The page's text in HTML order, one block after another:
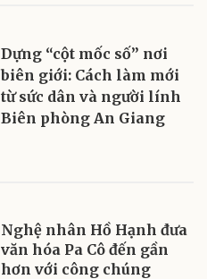
Dựng “cột mốc số” nơi
biên giới: Cách làm mới
từ sức dân và người lính
Biên phòng An Giang
Nghệ nhân Hồ Hạnh đưa
văn hóa Pa Cô đến gần
hơn với công chúng